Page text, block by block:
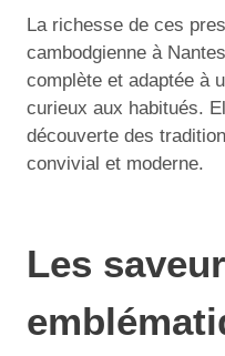
La richesse de ces
cambodgienne à
complète et adaptée à
curieux aux habitués.
découverte des
convivial et moderne.
Les